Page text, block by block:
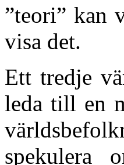
”teori” kan
visa det.
Ett tredje
leda till en
spekulera